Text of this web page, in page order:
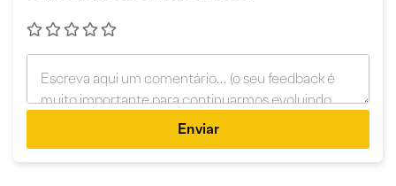
Enviar